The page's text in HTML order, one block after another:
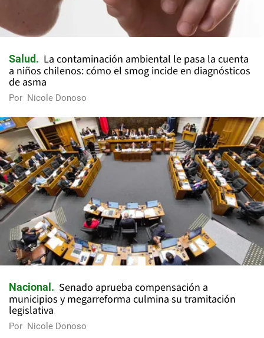
Salud
La contaminación ambiental le pasa la cuenta
a niños chilenos: cómo el smog incide en diagnósticos
de asma
Por Nicole Donoso
Nacional
Senado aprueba compensación a
municipios y megarreforma culmina su tramitación
legislativa
Por Nicole Donoso